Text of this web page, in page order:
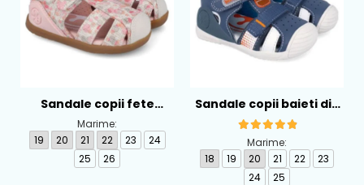
Sandale copii fete
calapod lat din textil
Biomecanics, Roz -
262193-A103
Marime:
19
20 21 22 23
24
25
26
Sandale copii baieti din
piele Biomecanics,
Albastru - 262124-A556
Marime:
18
19 20 21 22
23
24
25